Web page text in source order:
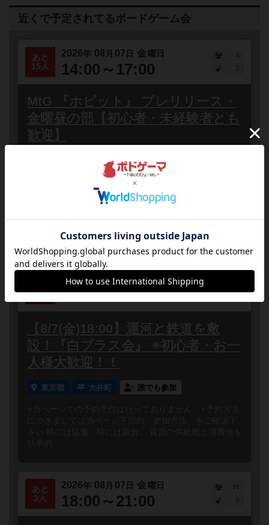
近くで予定されてるボードゲーム会
あと
15人
2026年 08 月 07 日 金曜日
14:00～17:00
4
2
MtG 『ホビット』 プレリリース・
金曜昼の部【初心者・未経験者とも
歓迎】
品川区・大井町・鮫洲
マジック・ザ・ギャザリングの新エキスパンション『ホ
ビット』のプレリリースがついに襲来！店頭にて、
Magic: The Gathering Companionを操作し...
#初心者歓迎
#どなたでも
#初参加歓迎
#お一人様歓迎
#途中抜けOK
#途中参加OK
#マジック・ザ・ギャザリング
3人
2026 年 08月07日 金曜日
18:00～22:00
【8/7(金)18:00】運河と鉄道を敷
設！『白ブラス会』 ※初心者・お一
人様大歓迎！！
東京都 大井町 誰でも参加
※当ページでの予約受付は行っておりません。※予約方法
につきましては当ページ下部の「参加方法」をご確認下
さい 時には協働、時には競合。 資源の供給地と消費地を
効果的...
あと
3人
2026年 08 月 07 日 金曜日
18:00～21:00
16